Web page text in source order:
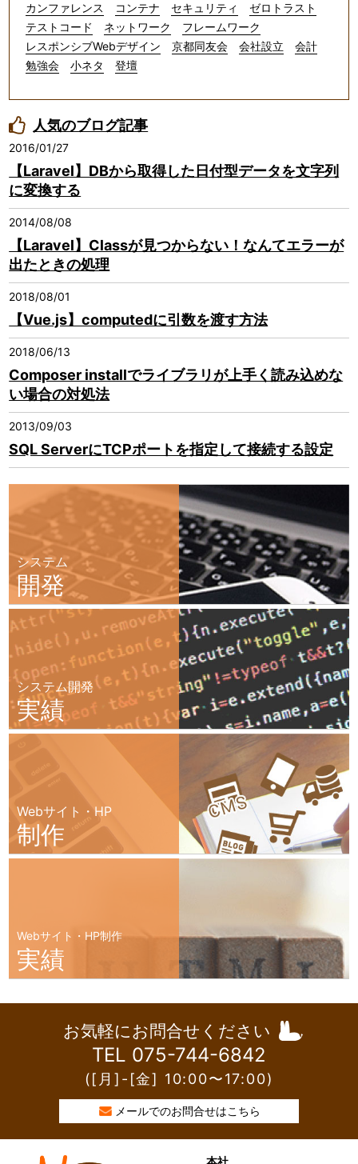
カンファレンス
コンテナ セキュリティ
ゼロトラスト
テストコード
ネットワーク
フレームワーク
レスポンシブWebデザイン
京都同友会 会社設立
会計
勉強会
小ネタ 登壇
人気のブログ記事
2016/01/27
【Laravel】DBから取得した日付型データを文字列
に変換する
2014/08/08
【Laravel】Classが見つからない！なんてエラーが
出たときの処理
2018/08/01
【Vue.js】computedに引数を渡す方法
2018/06/13
Composer installでライブラリが上手く読み込めな
い場合の対処法
2013/09/03
SQL ServerにTCPポートを指定して接続する設定
システム
開発
システム開発
実績
Webサイト・HP
制作
Webサイト・HP制作
実績
お気軽にお問合せください
TEL 075-744-6842
([月]-[金] 10:00〜17:00)
メールでのお問合せはこちら